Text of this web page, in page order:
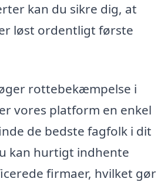
kan du sikre dig, at
løst ordentligt første
rottebekæmpelse i
vores platform en enkel
de bedste fagfolk i dit
kan hurtigt indhente
firmaer, hvilket gør